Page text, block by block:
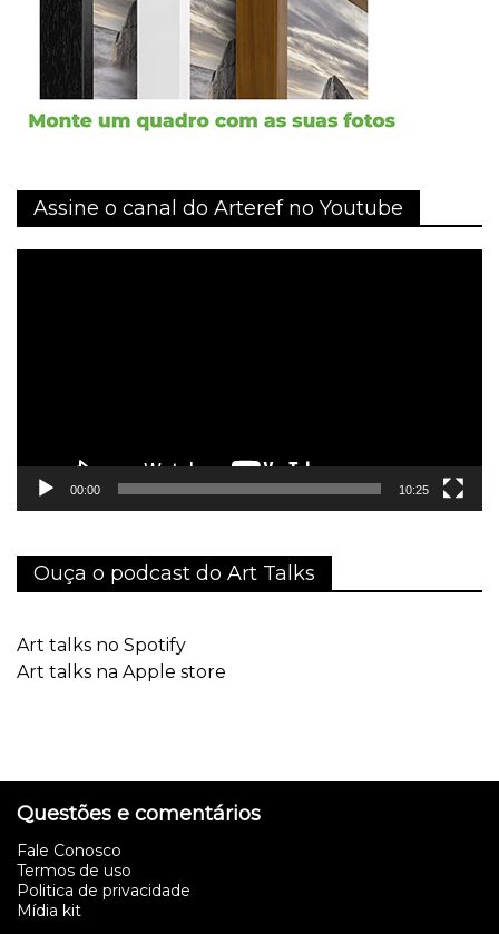
Assine o canal do Arteref no Youtube
00:00 10:25
Ouça o podcast do Art Talks
Art talks no Spotify
Art talks na Apple store
Questões e comentários
Fale Conosco
Termos de uso
Politica de privacidade
Mídia kit